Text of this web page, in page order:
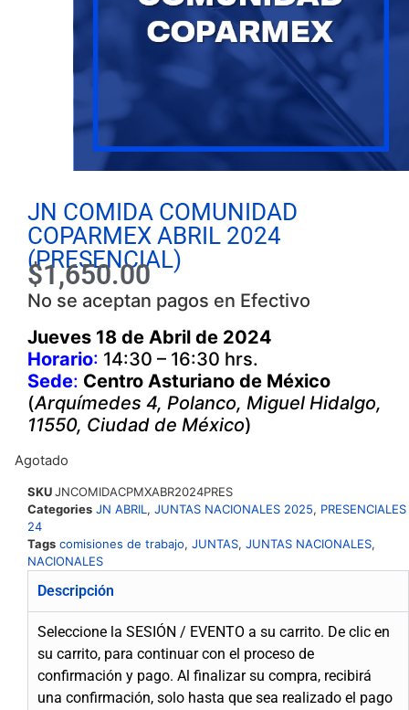
JN COMIDA COMUNIDAD
COPARMEX ABRIL 2024
(PRESENCIAL)
$1,650.00
No se aceptan pagos en Efectivo
Jueves 18 de Abril de 2024
Horario: 14:30 – 16:30 hrs.
Sede: Centro Asturiano de México
(Arquímedes 4, Polanco, Miguel Hidalgo,
11550, Ciudad de México)
Agotado
SKUJNCOMIDACPMXABR2024PRES
Categories JN ABRIL, JUNTAS NACIONALES 2025, PRESENCIALES
24
Tags comisiones de trabajo, JUNTAS, JUNTAS NACIONALES,
NACIONALES
Descripción
Seleccione la SESIÓN / EVENTO a su carrito. De clic en
su carrito, para continuar con el proceso de
confirmación y pago. Al finalizar su compra, recibirá
una confirmación, solo hasta que sea realizado el pago